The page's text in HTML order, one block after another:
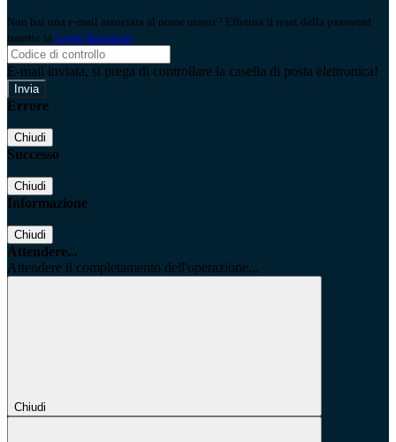
Non hai una e-mail associata al nome utente? Effettua il reset della password
tramite la Login Spaggiari
E-mail inviata, si prega di controllare la casella di posta elettronica!
Errore
Chiudi
Successo
Chiudi
Informazione
Chiudi
Attendere...
Attendere il completamento dell'operazione...
Chiudi